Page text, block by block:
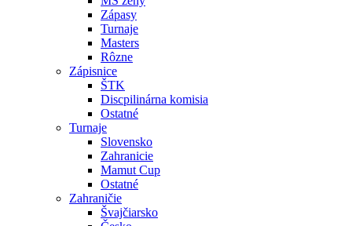
Zápasy
Turnaje
Masters
Rôzne
Zápisnice
ŠTK
Discpilinárna komisia
Ostatné
Turnaje
Slovensko
Zahranicie
Mamut Cup
Ostatné
Zahraničie
Švajčiarsko